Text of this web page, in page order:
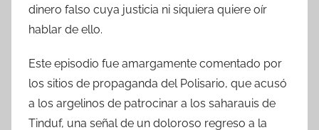
dinero falso cuya justicia ni siquiera quiere oír
hablar de ello.
Este episodio fue amargamente comentado por
los sitios de propaganda del Polisario, que acusó
a los argelinos de patrocinar a los saharauis de
Tinduf, una señal de un doloroso regreso a la